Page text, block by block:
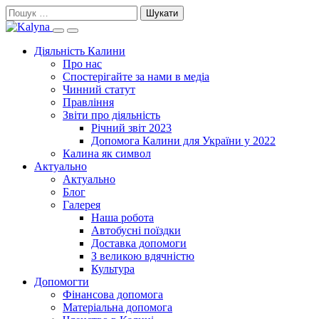
Skip
to
content
Пошук:
Search
this
site
Primary
Menu
Діяльність Калини
Про нас
Спостерігайте за нами в медіа
Чинний статут
Правління
Звіти про діяльність
Річний звіт 2023
Допомога Калини для України у 2022
Калина як символ
Актуально
Актуально
Блог
Галерея
Наша робота
Автобусні поїздки
Доставка допомоги
З великою вдячністю
Культура
Допомогти
Фінансова допомога
Матеріальна допомога